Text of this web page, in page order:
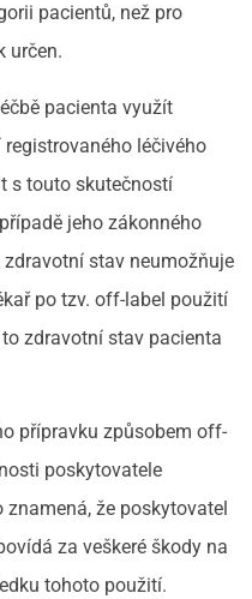
pacientů, než pro
určen.
pacienta využít
léčivého
s touto skutečností
jeho zákonného
zdravotní stav neumožňuje
po tzv. off-label použití
zdravotní stav pacienta
přípravku způsobem off-
poskytovatele
že poskytovatel
za veškeré škody na
tohoto použití.